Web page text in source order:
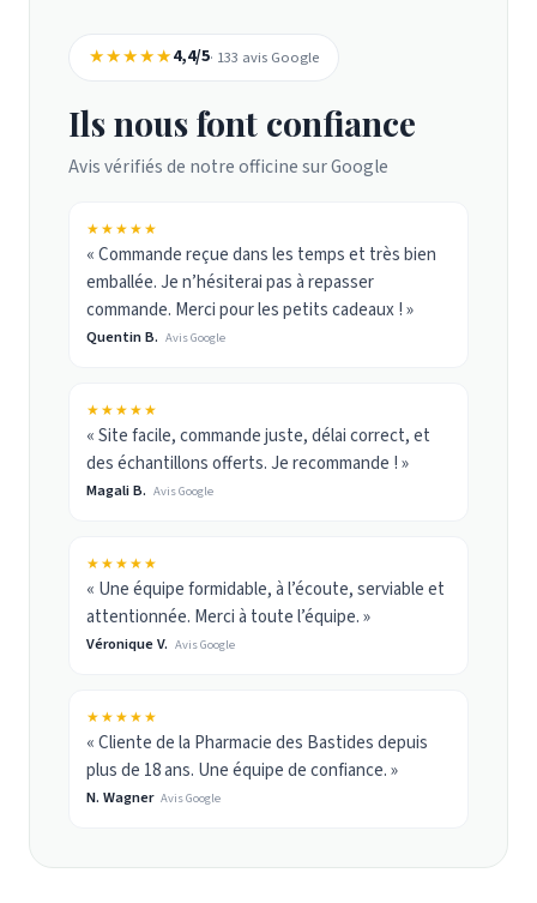
★★★★★4,4/5· 133 avis Google
Ils nous font confiance
Avis vérifiés de notre officine sur Google
★★★★★
« Commande reçue dans les temps et très bien
emballée. Je n’hésiterai pas à repasser
commande. Merci pour les petits cadeaux ! »
Quentin B. Avis Google
★★★★★
« Site facile, commande juste, délai correct, et
des échantillons offerts. Je recommande ! »
Magali B. Avis Google
★★★★★
« Une équipe formidable, à l’écoute, serviable et
attentionnée. Merci à toute l’équipe. »
Véronique V. Avis Google
★★★★★
« Cliente de la Pharmacie des Bastides depuis
plus de 18 ans. Une équipe de confiance. »
N. Wagner Avis Google